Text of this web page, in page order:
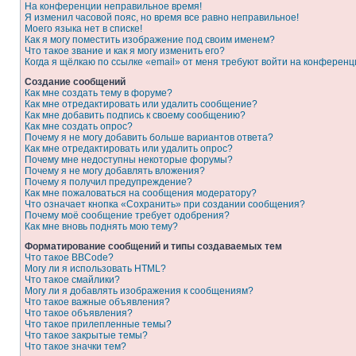
На конференции неправильное время!
Я изменил часовой пояс, но время все равно неправильное!
Моего языка нет в списке!
Как я могу поместить изображение под своим именем?
Что такое звание и как я могу изменить его?
Когда я щёлкаю по ссылке «email» от меня требуют войти на
Создание сообщений
Как мне создать тему в форуме?
Как мне отредактировать или удалить сообщение?
Как мне добавить подпись к своему сообщению?
Как мне создать опрос?
Почему я не могу добавить больше вариантов ответа?
Как мне отредактировать или удалить опрос?
Почему мне недоступны некоторые форумы?
Почему я не могу добавлять вложения?
Почему я получил предупреждение?
Как мне пожаловаться на сообщения модератору?
Что означает кнопка «Сохранить» при создании сообщения?
Почему моё сообщение требует одобрения?
Как мне вновь поднять мою тему?
Форматирование сообщений и типы создаваемых тем
Что такое BBCode?
Могу ли я использовать HTML?
Что такое смайлики?
Могу ли я добавлять изображения к сообщениям?
Что такое важные объявления?
Что такое объявления?
Что такое прилепленные темы?
Что такое закрытые темы?
Что такое значки тем?